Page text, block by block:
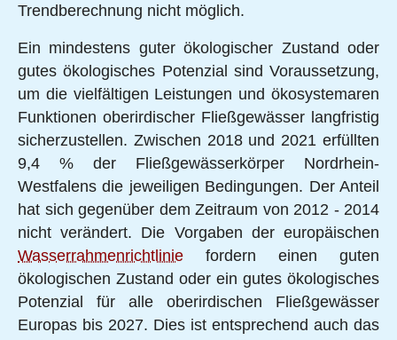
Trendberechnung nicht möglich.
Ein mindestens guter ökologischer Zustand oder
gutes ökologisches Potenzial sind Voraussetzung,
um die vielfältigen Leistungen und ökosystemaren
Funktionen oberirdischer Fließgewässer langfristig
sicherzustellen. Zwischen 2018 und 2021 erfüllten
9,4 % der Fließgewässerkörper Nordrhein-
Westfalens die jeweiligen Bedingungen. Der Anteil
hat sich gegenüber dem Zeitraum von 2012 - 2014
nicht verändert. Die Vorgaben der europäischen
Wasserrahmenrichtlinie fordern einen guten
ökologischen Zustand oder ein gutes ökologisches
Potenzial für alle oberirdischen Fließgewässer
Europas bis 2027. Dies ist entsprechend auch das